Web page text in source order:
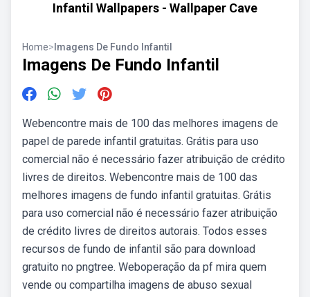
Infantil Wallpapers - Wallpaper Cave
Home> Imagens De Fundo Infantil
Imagens De Fundo Infantil
Webencontre mais de 100 das melhores imagens de
papel de parede infantil gratuitas. Grátis para uso
comercial não é necessário fazer atribuição de crédito
livres de direitos. Webencontre mais de 100 das
melhores imagens de fundo infantil gratuitas. Grátis
para uso comercial não é necessário fazer atribuição
de crédito livres de direitos autorais. Todos esses
recursos de fundo de infantil são para download
gratuito no pngtree. Weboperação da pf mira quem
vende ou compartilha imagens de abuso sexual